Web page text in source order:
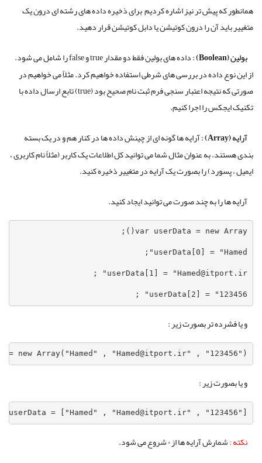
همانطور که پیش تر نیز اشاره کردیم برای ذخیره داده های رشته ای درون یک
متغییر باید آن را درون کوتیشن یا دابل کوتیشن قرار دهید.
بولین (Boolean
) :
داده های بولین فقط دو مقدار true و false را شامل می شود.
از این نوع داده در بررسی های شرطی استفاده خواهیم کرد. مثلاً می خواهیم در
صورتی که نتیجه اعتبار سنجی فرم ثبت نام صحیح بود (true) تابع ارسال داده با
تکنیک ایجکس را اجرا کنیم.
آرایه (Array
) :آرایه ها گونه ای از چینش داده ها در کنار هم و در یک بسته
بندی هستند. به عنوان مثال شما می توانید کل اطلاعات یک کاربر (مثلاً نام کاربری ،
ایمیل ، پسورد) را بصورت یک آرایه در متغییر ذخیره کنید.
آرایه ها را به چند صورت می توانید ایجاد کنید.
var userData = new Array();
userData[0] = "Hamed";
userData[1] = "Hamed@itport.ir" ;
userData[2] = "123456" ;
و یا فشرده تر بصورت زیر :
= new Array("Hamed" , "Hamed@itport.ir" , "123456");
و یا بصورت زیر :
userData = ["Hamed" , "Hamed@itport.ir" , "123456"];
نکته :شمارش آرایه ها از ۰ شروع می شود.